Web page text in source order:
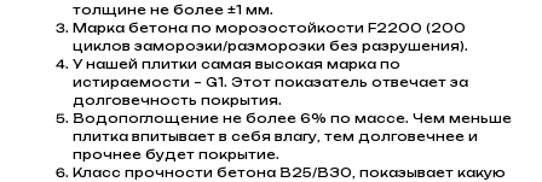
толщине не более ±1 мм.
Марка бетона по морозостойкости F2200 (200
циклов заморозки/разморозки без разрушения).
У нашей плитки самая высокая марка по
истираемости – G1. Этот показатель отвечает за
долговечность покрытия.
Водопоглощение не более 6% по массе. Чем меньше
плитка впитывает в себя влагу, тем долговечнее и
прочнее будет покрытие.
Класс прочности бетона В25/В30, показывает какую